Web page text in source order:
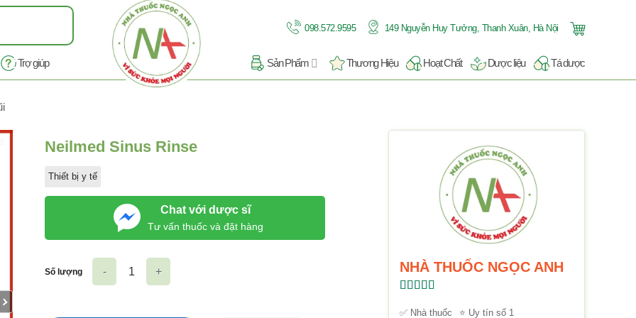
098.572.9595 149 Nguyễn Huy Tưởng, Thanh Xuân, Hà Nội
Trợ giúp Sản Phẩm Thương Hiệu Hoạt Chất Dược liệu Tá dược
Neilmed Sinus Rinse
Thiết bị y tế
Chat với dược sĩ
Tư vấn thuốc và đặt hàng
Số lượng NHÀ THUỐC NGỌC ANH
hạng5.005
✅ Nhà thuốc ⭐ Uy tín số 1